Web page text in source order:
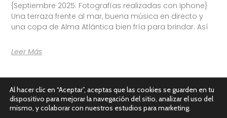
{Septiembre 2025. Fotografías realizadas con Iphone}
Una terraza frente al mar, buena música en directo y
una copa de Alma Atlántica bien fría para brindar. Así
Leer Más
Al hacer clic en “Aceptar”, aceptas que las cookies se guarden en tu
dispositivo para mejorar la navegación del sitio, analizar el uso del
mismo, y colaborar con nuestros estudios para marketing.